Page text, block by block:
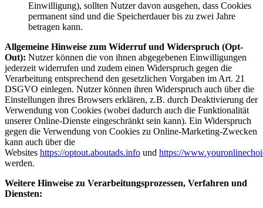
Einwilligung), sollten Nutzer davon ausgehen, dass Cookies
permanent sind und die Speicherdauer bis zu zwei Jahre
betragen kann.
Allgemeine Hinweise zum Widerruf und Widerspruch (Opt-
Out): Nutzer können die von ihnen abgegebenen Einwilligungen
jederzeit widerrufen und zudem einen Widerspruch gegen die
Verarbeitung entsprechend den gesetzlichen Vorgaben im Art. 21
DSGVO einlegen. Nutzer können ihren Widerspruch auch über die
Einstellungen ihres Browsers erklären, z.B. durch Deaktivierung der
Verwendung von Cookies (wobei dadurch auch die Funktionalität
unserer Online-Dienste eingeschränkt sein kann). Ein Widerspruch
gegen die Verwendung von Cookies zu Online-Marketing-Zwecken
kann auch über die
Websites https://optout.aboutads.info und https://
werden.
Weitere Hinweise zu Verarbeitungsprozessen, Verfahren und
Diensten: